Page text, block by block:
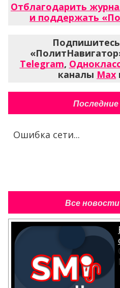
Отблагодарить
и поддержать
Telegram,
каналы Max
Ошибка сети...
Все новости